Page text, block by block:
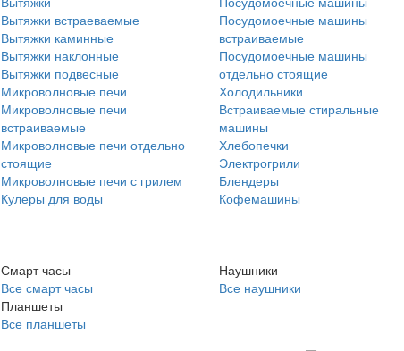
Вытяжки встраеваемые
Вытяжки каминные
Вытяжки наклонные
Вытяжки подвесные
Микроволновые печи
Микроволновые печи
встраиваемые
Микроволновые печи отдельно
стоящие
Микроволновые печи с грилем
Кулеры для воды
Посудомоечные машины
встраиваемые
Посудомоечные машины
отдельно стоящие
Холодильники
Встраиваемые стиральные
машины
Хлебопечки
Электрогрили
Блендеры
Кофемашины
Смарт часы
Все смарт часы
Планшеты
Все планшеты
Наушники
Все наушники